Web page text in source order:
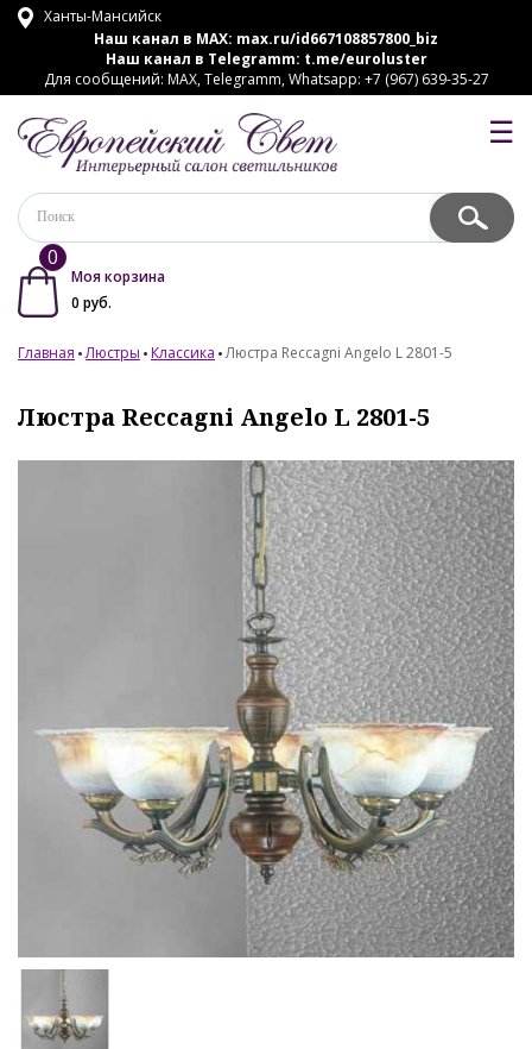
Ханты-Мансийск
Наш канал в MAX: max.ru/id667108857800_biz
Наш канал в Telegramm: t.me/euroluster
Для сообщений: MAX, Telegramm, Whatsapp: +7 (967) 639-35-27
☰
0
Моя корзина
0 руб.
Главная Люстры Классика Люстра Reccagni Angelo L 2801-5
Люстра Reccagni Angelo L 2801-5